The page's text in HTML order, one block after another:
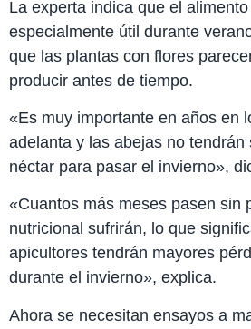
La experta indica que el
especialmente útil durante
que las plantas con flores
producir antes de tiempo.
«Es muy importante en años en
adelanta y las abejas no tendrán
néctar para pasar el invierno»,
«Cuantos más meses pasen sin
nutricional sufrirán, lo que
apicultores tendrán mayores
durante el invierno», explica.
Ahora se necesitan ensayos a